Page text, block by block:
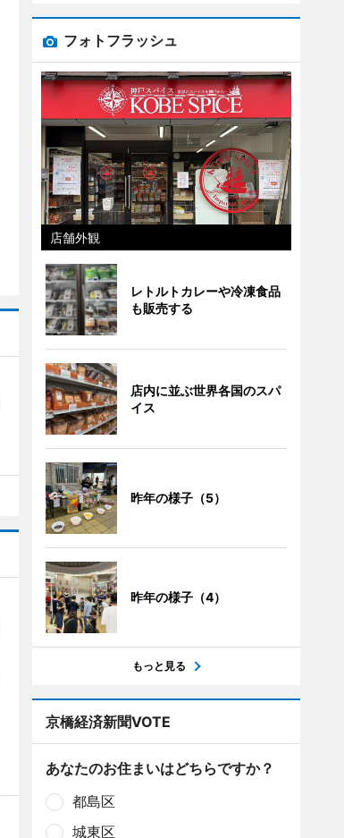
フォトフラッシュ
店舗外観
レトルトカレーや冷凍食品
も販売する
店内に並ぶ世界各国のスパ
イス
昨年の様子（5）
昨年の様子（4）
もっと見る
京橋経済新聞VOTE
あなたのお住まいはどちらですか？
都島区
城東区